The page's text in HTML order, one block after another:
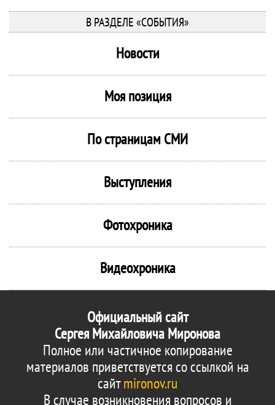
В РАЗДЕЛЕ «СОБЫТИЯ»
Новости
Моя позиция
По страницам СМИ
Выступления
Фотохроника
Видеохроника
Официальный сайт
Сергея Михайловича Миронова
Полное или частичное копирование
материалов приветствуется со ссылкой на
сайтmironov.ru
В случае возникновения вопросов и